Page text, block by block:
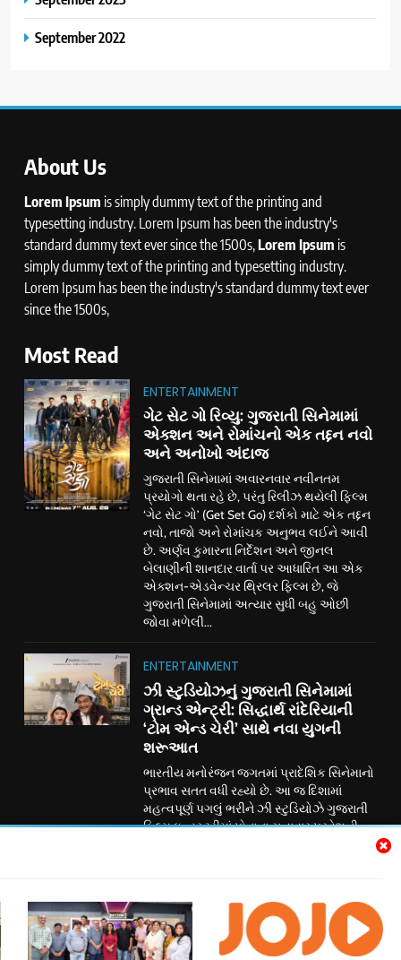
September 2022
About Us
Lorem Ipsum is simply dummy text of the printing and
typesetting industry. Lorem Ipsum has been the industry's
standard dummy text ever since the 1500s,Lorem Ipsum is
simply dummy text of the printing and typesetting industry.
Lorem Ipsum has been the industry's standard dummy text ever
since the 1500s,
Most Read
ENTERTAINMENT
ગેટ સેટ ગો રિવ્યુ: ગુજરાતી સિનેમામાં
એક્શન અને રોમાંચનો એક તદ્દન નવો
અને અનોખો અંદાજ
ગુજરાતી સિનેમામાં અવારનવાર નવીનતમ
પ્રયોગો થતા રહે છે, પરંતુ રિલીઝ થયેલી ફિલ્મ
‘ગેટ સેટ ગો’ (Get Set Go) દર્શકો માટે એક તદ્દન
નવો, તાજો અને રોમાંચક અનુભવ લઈને આવી
છે. અર્ણવ કુમારના નિર્દેશન અને જીનલ
બેલાણીની શાનદાર વાર્તા પર આધારિત આ એક
એક્શન-એડવેન્ચર થ્રિલર ફિલ્મ છે, જે
ગુજરાતી સિનેમામાં અત્યાર સુધી બહુ ઓછી
જોવા મળેલી...
ENTERTAINMENT
ઝી સ્ટુડિયોઝનું ગુજરાતી સિનેમામાં
ગ્રાન્ડ એન્ટ્રી: સિદ્ધાર્થ રાંદેરિયાની
‘ટોમ એન્ડ ચેરી’ સાથે નવા યુગની
શરૂઆત
ભારતીય મનોરંજન જગતમાં પ્રાદેશિક સિનેમાનો
પ્રભાવ સતત વધી રહ્યો છે. આ જ દિશામાં
મહત્વપૂર્ણ પગલું ભરીને ઝી સ્ટુડિયોઝે ગુજરાતી
ફિલ્મ ઇન્ડસ્ટ્રીમાં પોતાના સત્તાવાર પ્રવેશની
એન્ડ ચેરી’ દ્વારા ઝી સ્ટુડિયોઝ હવે ગુજરાતી
સિનેમામાં પોતાની નવી ઇનિંગ્સની શરૂઆત કરી
રહ્યું છે....